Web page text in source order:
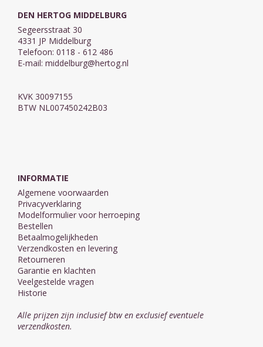
DEN HERTOG MIDDELBURG
Segeersstraat 30
4331 JP Middelburg
Telefoon: 0118 - 612 486
E-mail: middelburg@hertog.nl
KVK 30097155
BTW NL007450242B03
INFORMATIE
Algemene voorwaarden
Privacyverklaring
Modelformulier voor herroeping
Bestellen
Betaalmogelijkheden
Verzendkosten en levering
Retourneren
Garantie en klachten
Veelgestelde vragen
Historie
Alle prijzen zijn inclusief btw en exclusief eventuele
verzendkosten.